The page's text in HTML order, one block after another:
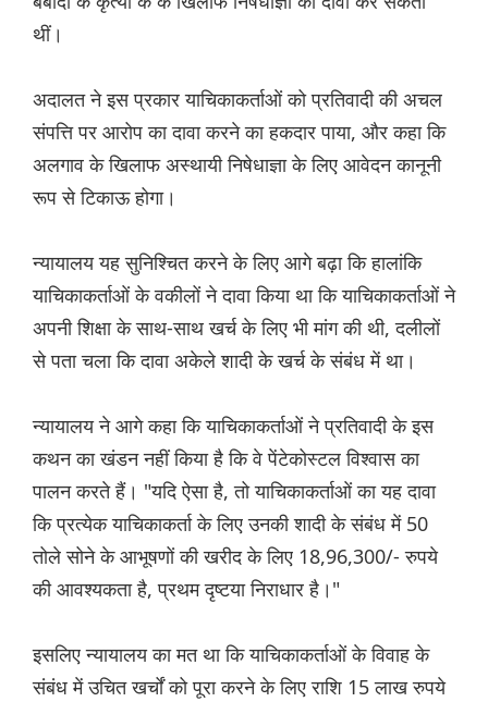
थीं।
अदालत ने इस प्रकार याचिकाकर्ताओं को प्रतिवादी की अचल
संपत्ति पर आरोप का दावा करने का हकदार पाया, और कहा कि
अलगाव के खिलाफ अस्थायी निषेधाज्ञा के लिए आवेदन कानूनी
रूप से टिकाऊ होगा।
न्यायालय यह सुनिश्चित करने के लिए आगे बढ़ा कि हालांकि
याचिकाकर्ताओं के वकीलों ने दावा किया था कि याचिकाकर्ताओं ने
अपनी शिक्षा के साथ-साथ खर्च के लिए भी मांग की थी, दलीलों
से पता चला कि दावा अकेले शादी के खर्च के संबंध में था।
न्यायालय ने आगे कहा कि याचिकाकर्ताओं ने प्रतिवादी के इस
कथन का खंडन नहीं किया है कि वे पेंटेकोस्टल विश्वास का
पालन करते हैं। "यदि ऐसा है, तो याचिकाकर्ताओं का यह दावा
कि प्रत्येक याचिकाकर्ता के लिए उनकी शादी के संबंध में 50
तोले सोने के आभूषणों की खरीद के लिए 18,96,300/- रुपये
की आवश्यकता है, प्रथम दृष्टया निराधार है।"
इसलिए न्यायालय का मत था कि याचिकाकर्ताओं के विवाह के
संबंध में उचित खर्चों को पूरा करने के लिए राशि 15 लाख रुपये